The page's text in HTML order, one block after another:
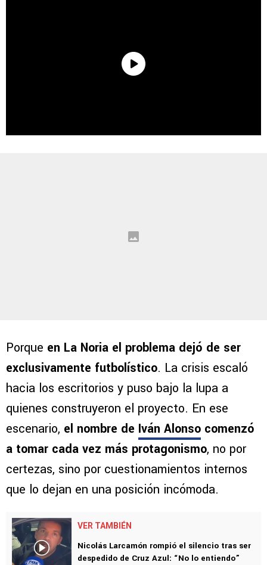
Porque en La Noria el problema dejó de ser
exclusivamente futbolístico. La crisis escaló
hacia los escritorios y puso bajo la lupa a
quienes construyeron el proyecto. En ese
escenario, el nombre de Iván Alonso comenzó
a tomar cada vez más protagonismo, no por
certezas, sino por cuestionamientos internos
que lo dejan en una posición incómoda.
VER TAMBIÉN
Nicolás Larcamón rompió el silencio tras ser
despedido de Cruz Azul: “No lo entiendo”